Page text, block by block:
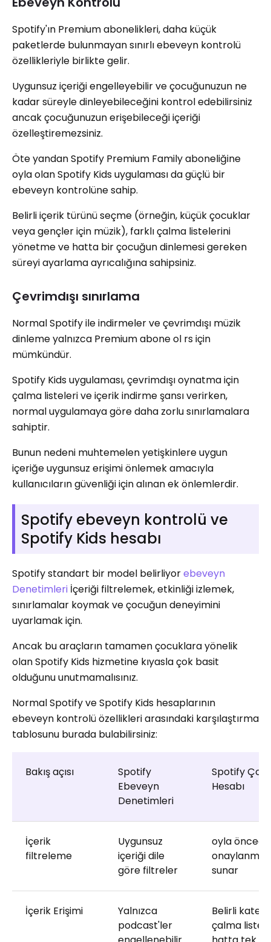
Spotify'ın Premium abonelikleri, daha küçük
paketlerde bulunmayan sınırlı ebeveyn kontrolü
özellikleriyle birlikte gelir.
Uygunsuz içeriği engelleyebilir ve çocuğunuzun ne
kadar süreyle dinleyebileceğini kontrol edebilirsiniz
ancak çocuğunuzun erişebileceği içeriği
özelleştiremezsiniz.
Öte yandan Spotify Premium Family aboneliğine
oyla olan Spotify Kids uygulaması da güçlü bir
ebeveyn kontrolüne sahip.
Belirli içerik türünü seçme (örneğin, küçük çocuklar
veya gençler için müzik), farklı çalma listelerini
yönetme ve hatta bir çocuğun dinlemesi gereken
süreyi ayarlama ayrıcalığına sahipsiniz.
Çevrimdışı sınırlama
Normal Spotify ile indirmeler ve çevrimdışı müzik
dinleme yalnızca Premium abone ol rs için
mümkündür.
Spotify Kids uygulaması, çevrimdışı oynatma için
çalma listeleri ve içerik indirme şansı verirken,
normal uygulamaya göre daha zorlu sınırlamalara
sahiptir.
Bunun nedeni muhtemelen yetişkinlere uygun
içeriğe uygunsuz erişimi önlemek amacıyla
kullanıcıların güvenliği için alınan ek önlemlerdir.
Spotify ebeveyn kontrolü ve
Spotify Kids hesabı
Spotify standart bir model belirliyorebeveyn
Denetimleri İçeriği filtrelemek, etkinliği izlemek,
sınırlamalar koymak ve çocuğun deneyimini
uyarlamak için.
Ancak bu araçların tamamen çocuklara yönelik
olan Spotify Kids hizmetine kıyasla çok basit
olduğunu unutmamalısınız.
Normal Spotify ve Spotify Kids hesaplarının
ebeveyn kontrolü özellikleri arasındaki karşılaştırma
tablosunu burada bulabilirsiniz:
Bakış açısı
Spotify
Ebeveyn
Denetimleri
Spotify
Hesabı
İçerik
filtreleme
Uygunsuz
içeriği dile
göre filtreler
oyla
onaylanmış
sunar
İçerik Erişimi
Yalnızca
podcast'ler
Belirli
çalma